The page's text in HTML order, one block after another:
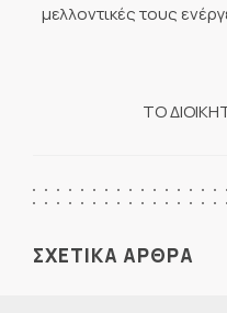
μελλοντικές τους
ΤΟ
ΣΧΕΤΙΚΑ ΑΡΘΡΑ